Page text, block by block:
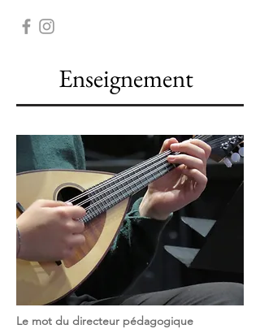
Enseignement
Le mot du directeur pédagogique